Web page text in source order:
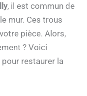
, il est commun de
mur. Ces trous
pièce. Alors,
? Voici
restaurer la